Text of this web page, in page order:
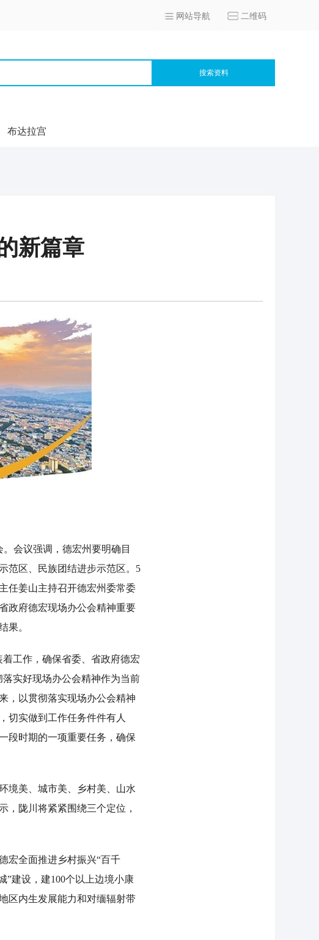
网站导航 二维码
搜索资料
布达拉宫
新篇章
会议强调，德宏州要明确目
范区、民族团结进步示范区。5
任姜山主持召开德宏州委常委
政府德宏现场办公会精神重要
果。
工作，确保省委、省政府德宏
实好现场办公会精神作为当前
，以贯彻落实现场办公会精神
切实做到工作任务件件有人
段时期的一项重要任务，确保
美、城市美、乡村美、山水
，陇川将紧紧围绕三个定位，
全面推进乡村振兴“百千
”建设，建100个以上边境小康
区内生发展能力和对缅辐射带